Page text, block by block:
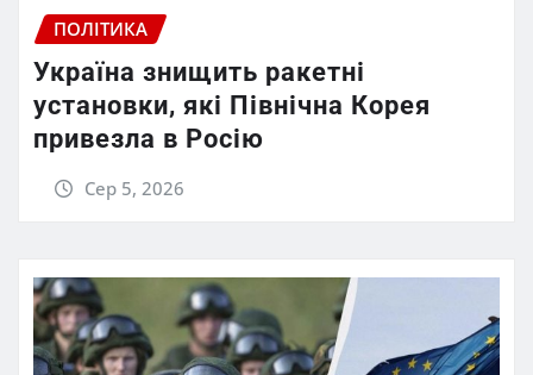
ПОЛІТИКА
Україна знищить ракетні
установки, які Північна Корея
привезла в Росію
Сер 5, 2026